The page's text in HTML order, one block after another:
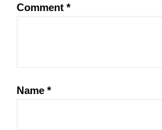
Comment *
Name *